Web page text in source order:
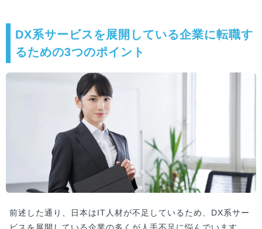
DX系サービスを展開している企業に転職す
るための3つのポイント
前述した通り、日本はIT人材が不足しているため、DX系サー